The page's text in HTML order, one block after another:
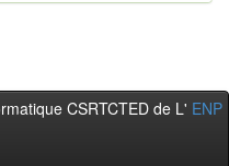
CSRTCTED de L' ENP